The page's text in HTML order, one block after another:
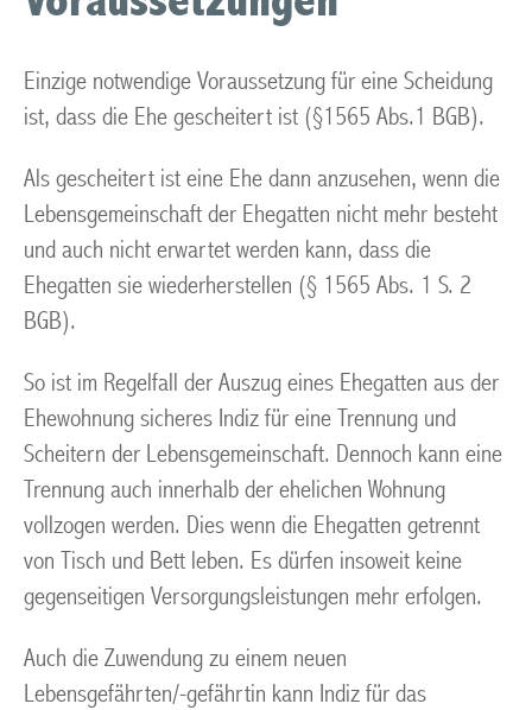
Einzige notwendige Voraussetzung für eine Scheidung
ist, dass die Ehe gescheitert ist (§1565 Abs.1 BGB).
Als gescheitert ist eine Ehe dann anzusehen, wenn die
Lebensgemeinschaft der Ehegatten nicht mehr besteht
und auch nicht erwartet werden kann, dass die
Ehegatten sie wiederherstellen (§ 1565 Abs. 1 S. 2
BGB).
So ist im Regelfall der Auszug eines Ehegatten aus der
Ehewohnung sicheres Indiz für eine Trennung und
Scheitern der Lebensgemeinschaft. Dennoch kann eine
Trennung auch innerhalb der ehelichen Wohnung
vollzogen werden. Dies wenn die Ehegatten getrennt
von Tisch und Bett leben. Es dürfen insoweit keine
gegenseitigen Versorgungsleistungen mehr erfolgen.
Auch die Zuwendung zu einem neuen
Lebensgefährten/-gefährtin kann Indiz für das